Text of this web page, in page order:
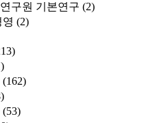
구원 기본연구 (2)
(2)
(162)
(53)